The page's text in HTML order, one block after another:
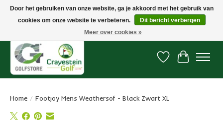
Snelle levering, gratis vanaf € 100. Onze oncourse Golfshop in Dordrecht is
Verlanglijst
Home / Footjoy Mens Weathersof - Black Zwart XL
Door het gebruiken van onze website, ga je akkoord met het gebruik van
cookies om onze website te verbeteren.
Dit bericht verbergen
Meer over cookies »